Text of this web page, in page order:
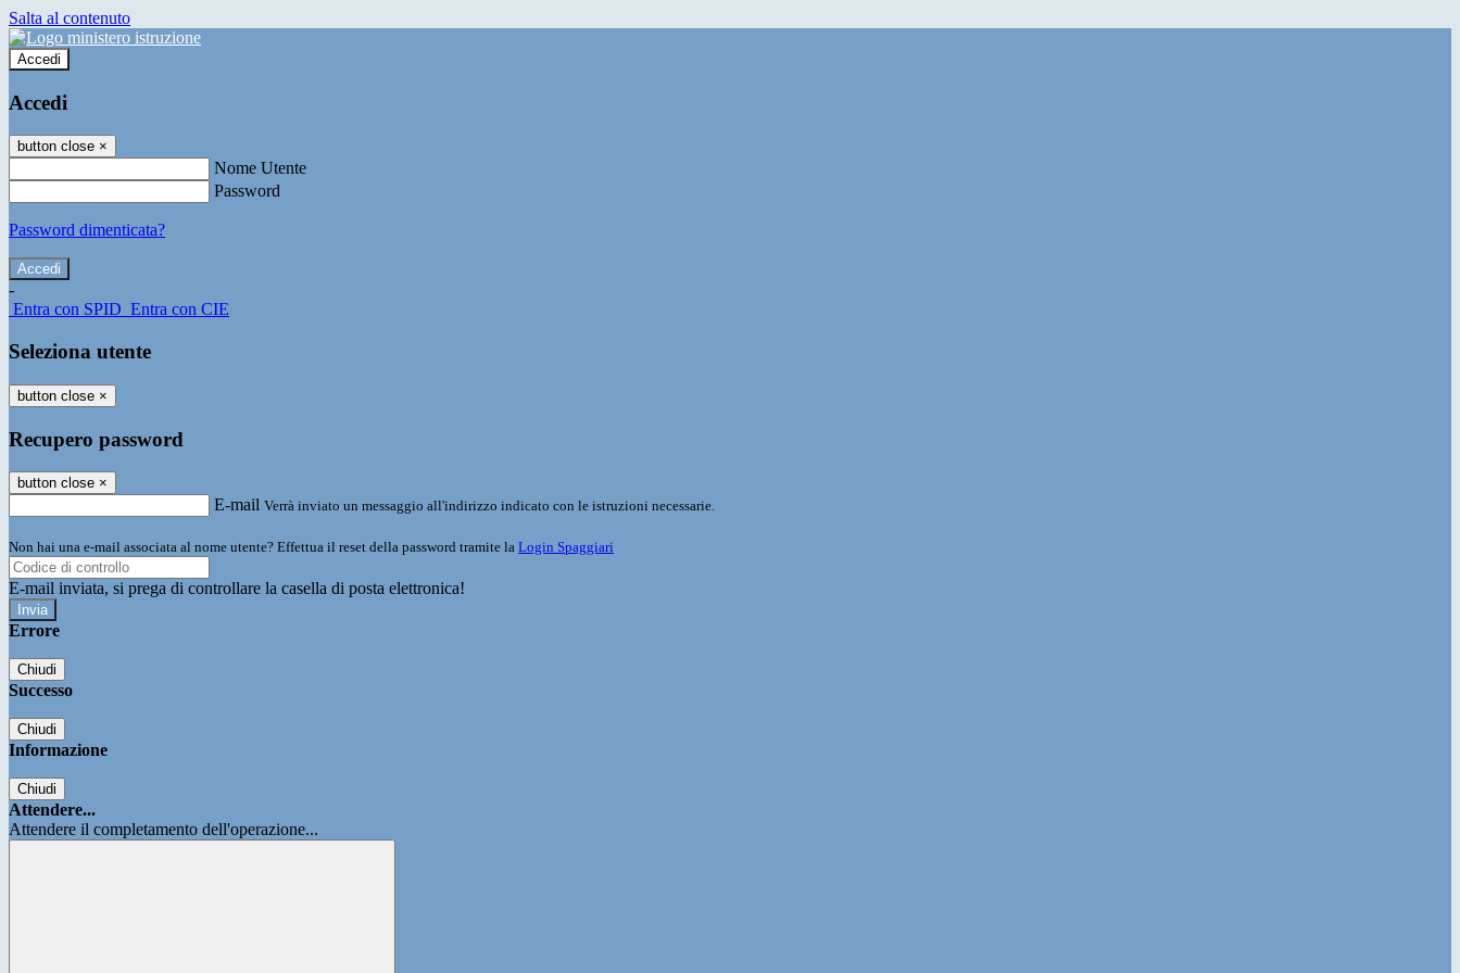
Salta al contenuto
Accedi
Accedi
button close ×
Nome Utente
Password
Password dimenticata?
-
Entra con SPID Entra con CIE
Seleziona utente
button close ×
Recupero password
button close ×
E-mail Verrà inviato un messaggio all'indirizzo indicato con le istruzioni necessarie.
Non hai una e-mail associata al nome utente? Effettua il reset della password tramite la Login Spaggiari
E-mail inviata, si prega di controllare la casella di posta elettronica!
Errore
Chiudi
Successo
Chiudi
Informazione
Chiudi
Attendere...
Attendere il completamento dell'operazione...